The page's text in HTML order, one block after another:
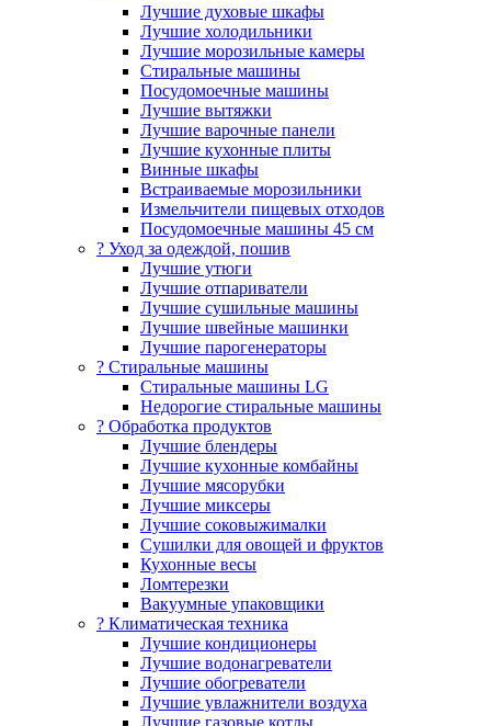
Лучшие духовые шкафы
Лучшие холодильники
Лучшие морозильные камеры
Стиральные машины
Посудомоечные машины
Лучшие вытяжки
Лучшие варочные панели
Лучшие кухонные плиты
Винные шкафы
Встраиваемые морозильники
Измельчители пищевых отходов
Посудомоечные машины 45 см
? Уход за одеждой, пошив
Лучшие утюги
Лучшие отпариватели
Лучшие сушильные машины
Лучшие швейные машинки
Лучшие парогенераторы
? Стиральные машины
Стиральные машины LG
Недорогие стиральные машины
? Обработка продуктов
Лучшие блендеры
Лучшие кухонные комбайны
Лучшие мясорубки
Лучшие миксеры
Лучшие соковыжималки
Сушилки для овощей и фруктов
Кухонные весы
Ломтерезки
Вакуумные упаковщики
?️ Климатическая техника
Лучшие кондиционеры
Лучшие водонагреватели
Лучшие обогреватели
Лучшие увлажнители воздуха
Лучшие газовые котлы